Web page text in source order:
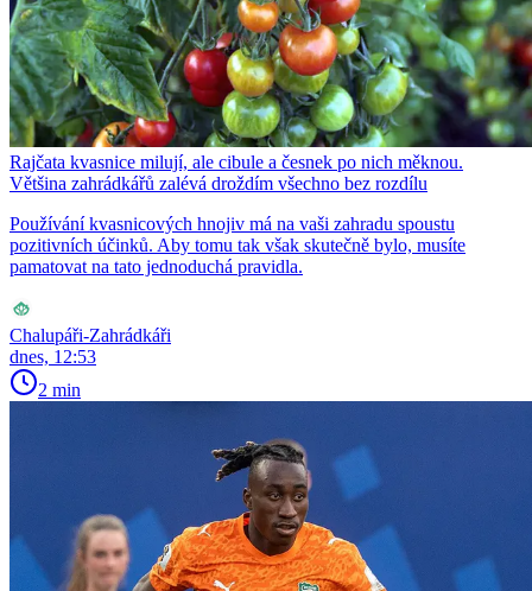
Rajčata kvasnice milují, ale cibule a česnek po nich měknou.
Většina zahrádkářů zalévá droždím všechno bez rozdílu
Používání kvasnicových hnojiv má na vaši zahradu spoustu
pozitivních účinků. Aby tomu tak však skutečně bylo, musíte
pamatovat na tato jednoduchá pravidla.
Chalupáři-Zahrádkáři
dnes, 12:53
2 min